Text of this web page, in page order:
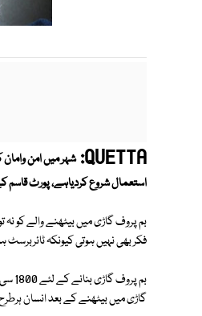
QUETTA: شہر میں امن
استعمال شروع کردیاہے، پورٹ قاسم کے پلانٹ میں ماہانہ 5 سے
بم پروف گاڑی میں بیٹھنے والے کو
فکر بھی نہیں ہوتی کیونکہ ٹائربرسٹ ہونے کے بوجود یہ گاڑی 50
بم
گاڑی میں بیٹھنے کے بعد انسان